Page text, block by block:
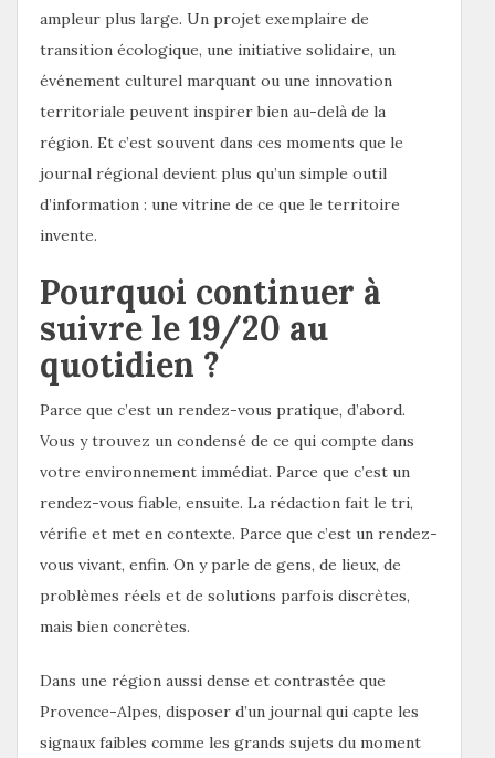
ampleur plus large. Un projet exemplaire de
transition écologique, une initiative solidaire, un
événement culturel marquant ou une innovation
territoriale peuvent inspirer bien au-delà de la
région. Et c’est souvent dans ces moments que le
journal régional devient plus qu’un simple outil
d’information : une vitrine de ce que le territoire
invente.
Pourquoi continuer à
suivre le 19/20 au
quotidien ?
Parce que c’est un rendez-vous pratique, d’abord.
Vous y trouvez un condensé de ce qui compte dans
votre environnement immédiat. Parce que c’est un
rendez-vous fiable, ensuite. La rédaction fait le tri,
vérifie et met en contexte. Parce que c’est un rendez-
vous vivant, enfin. On y parle de gens, de lieux, de
problèmes réels et de solutions parfois discrètes,
mais bien concrètes.
Dans une région aussi dense et contrastée que
Provence-Alpes, disposer d’un journal qui capte les
signaux faibles comme les grands sujets du moment